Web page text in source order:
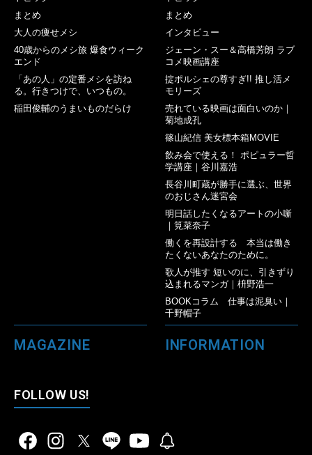
まとめ
大人の痩せメシ
40歳からのメシ旅 爆食ウィーク
エンド
「あの人」の定番メシを訪ね
る。行きつけで、いつもの。
稲田俊輔のうまいものだらけ
まとめ
インタビュー
ジェーン・スー＆高橋芳朗 ラブ
コメ映画講座
掟ポルシェの尊すぎ!! 推し活メ
モリーズ
売れている映画は面白いのか｜
菊地成孔
篠山紀信 美女標本箱MOVIE
飲み会で使える！ ポピュラー哲
学講座｜谷川嘉浩
長谷川町蔵が勝手に選ぶ、世界
のおじさん迷宮会
明日話したくなるアートの小噺
｜筧菜奈子
働くを再設計する 本当は働き
たくないあなたのために。
歌人が推す 短いのに、引きずり
込まれるマンガ｜枡野浩一
BOOKコラム 仕事は泥臭い｜
千野帽子
MAGAZINE INFORMATION
FOLLOW US!